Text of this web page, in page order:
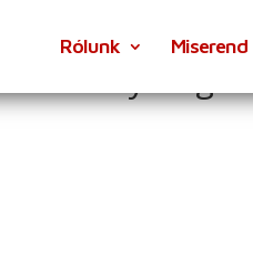
Rólunk Miserend